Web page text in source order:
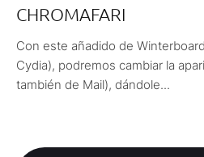
CHROMAFARI
Con este añadido de
Cydia), podremos cambiar la
también de Mail), dándole...